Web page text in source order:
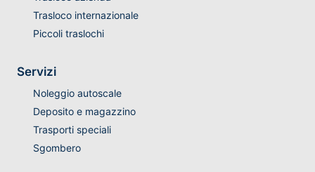
Trasloco internazionale
Piccoli traslochi
Servizi
Noleggio autoscale
Deposito e magazzino
Trasporti speciali
Sgombero